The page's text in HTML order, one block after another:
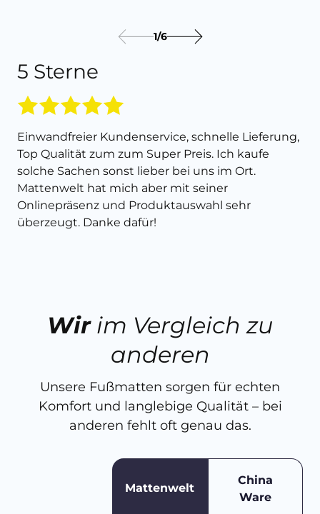
5 Sterne
Einwandfreier Kundenservice, schnelle Lieferung,
Top Qualität zum zum Super Preis. Ich kaufe
solche Sachen sonst lieber bei uns im Ort.
Mattenwelt hat mich aber mit seiner
Onlinepräsenz und Produktauswahl sehr
überzeugt. Danke dafür!
1/6
Wirim Vergleich zu
anderen
Unsere Fußmatten sorgen für echten
Komfort und langlebige Qualität – bei
anderen fehlt oft genau das.
Mattenwelt
China
Ware